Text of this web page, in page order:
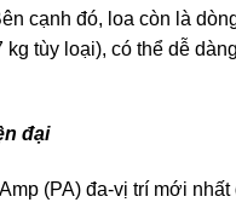
cạnh đó, loa còn là
tùy loại), có thể dễ
đại
(PA) đa-vị trí mới